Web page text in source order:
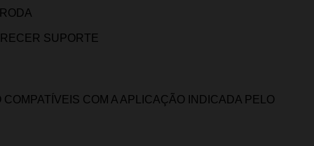
SUPORTE
COM A APLICAÇÃO INDICADA PELO